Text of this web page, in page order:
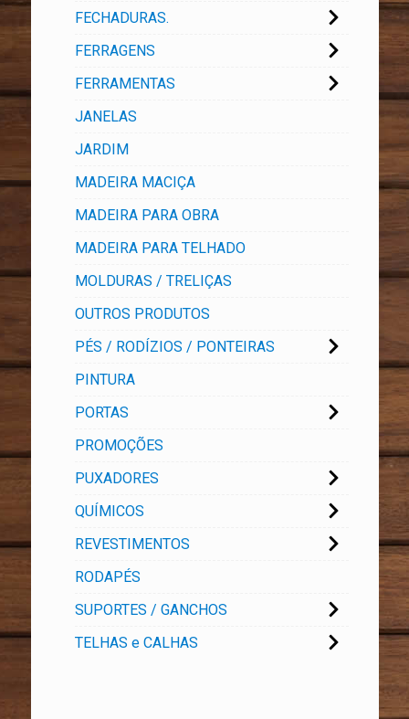
FECHADURAS.
FERRAGENS
FERRAMENTAS
JANELAS
JARDIM
MADEIRA MACIÇA
MADEIRA PARA OBRA
MADEIRA PARA TELHADO
MOLDURAS / TRELIÇAS
OUTROS PRODUTOS
PÉS / RODÍZIOS / PONTEIRAS
PINTURA
PORTAS
PROMOÇÕES
PUXADORES
QUÍMICOS
REVESTIMENTOS
RODAPÉS
SUPORTES / GANCHOS
TELHAS e CALHAS